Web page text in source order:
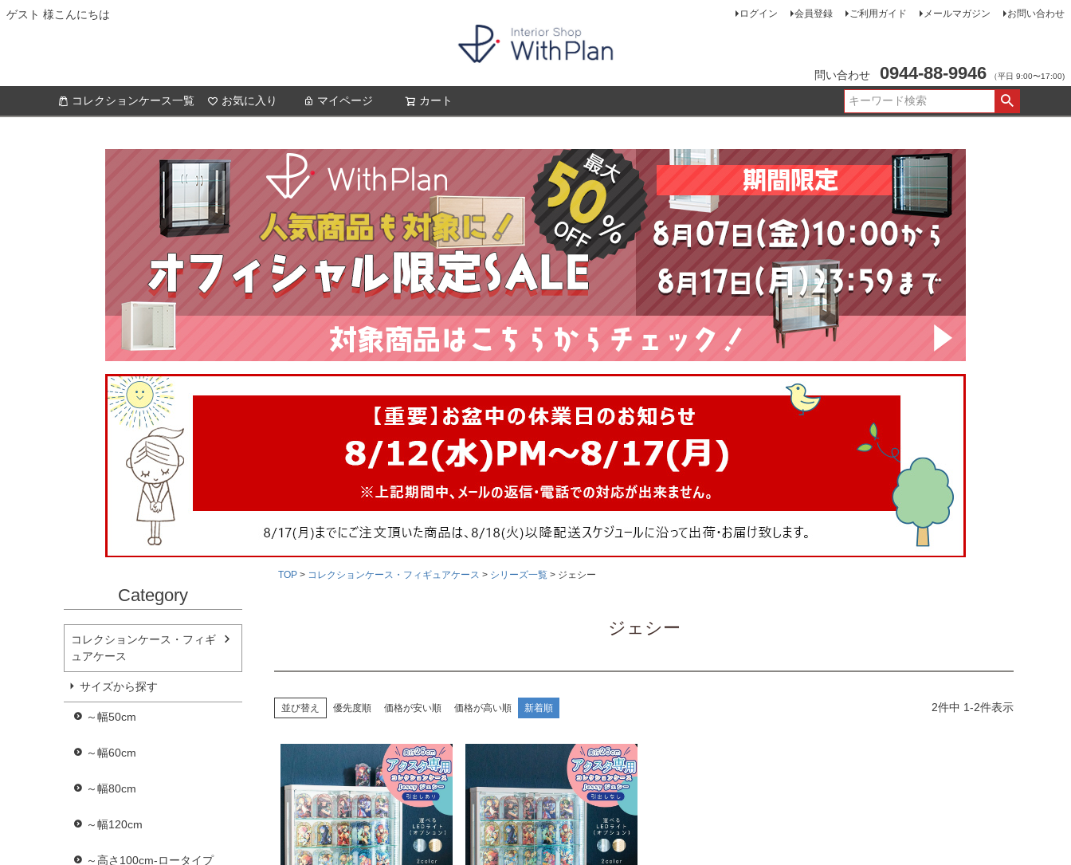
ゲスト 様こんにちは ログイン 会員登録 ご利用ガイド メールマガジン お問い合わせ
問い合わせ 0944-88-9946 （平日 9:00〜17:00)
コレクションケース一覧 お気に入り マイページ カート
Category
コレクションケース・フィギ
ュアケース
サイズから探す
～幅50cm
～幅60cm
～幅80cm
～幅120cm
～高さ100cm-ロータイプ
TOP コレクションケース・フィギュアケース シリーズ一覧 ジェシー
ジェシー
並び替え 優先度順 価格が安い順 価格が高い順 新着順 2件中 1-2件表示